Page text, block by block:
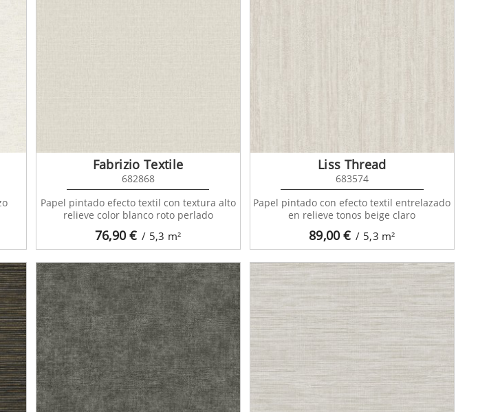
76,90€ / 5,3 m²
Fabrizio Textile
682868
Papel pintado efecto textil con textura alto
relieve color blanco roto perlado
89,00€ / 5,3 m²
Liss Thread
683574
Papel pintado con efecto textil entrelazado
en relieve tonos beige claro